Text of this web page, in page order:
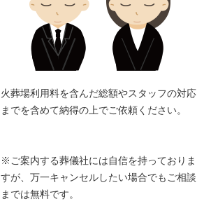
火葬場利用料を含んだ総額やスタッフの対応
までを含めて納得の上でご依頼ください。
※ご案内する葬儀社には自信を持っておりま
すが、万一キャンセルしたい場合でもご相談
までは無料です。